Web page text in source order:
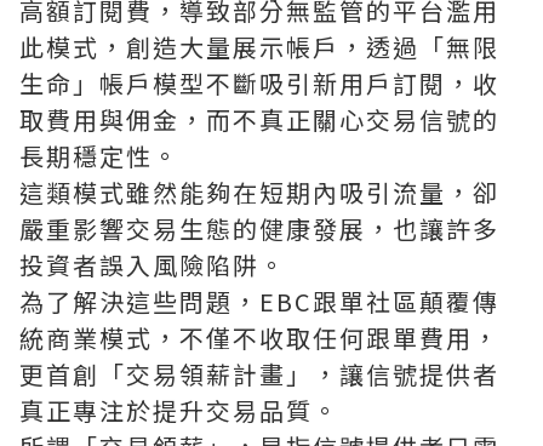
高額訂閱費，導致部分無監管的平台濫用
此模式，創造大量展示帳戶，透過「無限
生命」帳戶模型不斷吸引新用戶訂閱，收
取費用與佣金，而不真正關心交易信號的
長期穩定性。
這類模式雖然能夠在短期內吸引流量，卻
嚴重影響交易生態的健康發展，也讓許多
投資者誤入風險陷阱。
為了解決這些問題，EBC跟單社區顛覆傳
統商業模式，不僅不收取任何跟單費用，
更首創「交易領薪計畫」，讓信號提供者
真正專注於提升交易品質。